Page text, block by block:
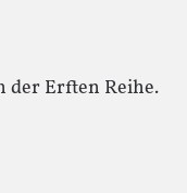
der Erften Reihe.